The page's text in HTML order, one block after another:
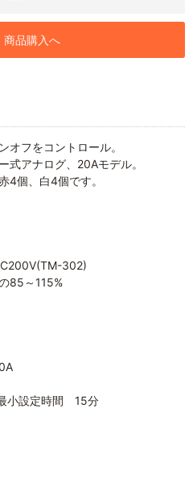
商品購入へ
オフをコントロール。
式アナログ、20Aモデル。
4個、白4個です。
302)
85～115%
小設定時間 15分